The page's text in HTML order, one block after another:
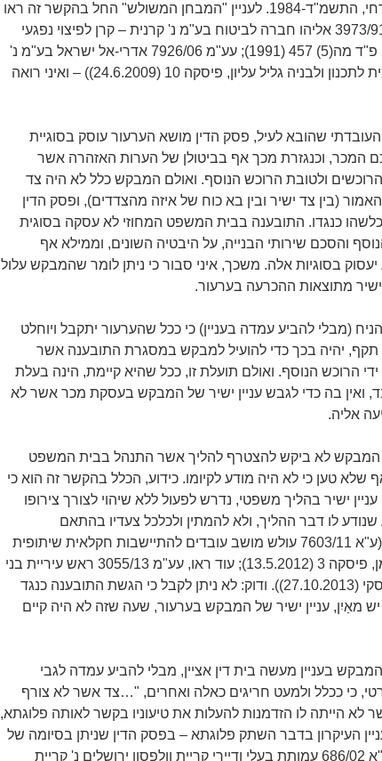
סדר הדין האזרחי, התשמ"ד-1984. לעניין "המבחן המשולש" החל בהקשר זה ראו
למשל, בש"א 3973/91 אליהו חברה לביטוח בע"מ נ' קרנית – קרן לפיצוי נפגעי
תאונות דרכים, פ"ד מה(5) 457 (1991); עע"מ 7926/06 אדרי-אל ישראל בע"מ נ'
הוועדה המקומית לתכנון ולבניה גליל עליון, פיסקה 10 (24.6.2009)) – ואיני רואה
שהובא לעיל, פסק הדין מושא הערעור עוסק בסוגיית
המכר, וכנגזרת מכך אף בביטולן של הערות האזהרה אשר
ולטובת הרוכש הנוסף. ואולם המבקש כלל לא היה צד
(בין צד ישיר ובין בא כוח של איזה מהצדדים), ופסק הדין
כלשהו כנגדו. התובענה בבית המשפט המחוזי לא עסקה בסוגית
והסכם שירותי הבנייה, על היבטיה השונים, וממילא אף
יעסוק בסוגיות אלה. משכך, איני סבור כי ניתן לומר שהמבקש עלול
מתוצאות ההכרעה בערעור.
(מבלי להביע עמדה בעניין) כי ככל שהערעור יתקבל ויוחלט
יהיה בכך כדי להועיל למבקש במסגרת התובענה אשר
ידי הרוכש הנוסף. ואולם תועלת זו, ככל שהיא קיימת, הינה בעלת
ואין בה כדי לגבש עניין ישיר של המבקש בעסקת מכר אשר לא
אליה.
המבקש לא ביקש להצטרף להליך אשר התנהל בבית המשפט
שלא טען כי לא היה מודע לקיומו. כידוע, הכלל בהקשר זה הוא כי
עניין ישיר בהליך משפטי, נדרש לפעול ללא שיהוי לצורך צירופו
שנודע לו דבר ההליך, ולא להמתין ולכלכל צעדיו בהתאם
להתפתחויות" (ע"א 7603/11 עולש מושב עובדים להתיישבות חקלאית שיתופית
בע"מ נ' שטילמן, פיסקה 3 (13.5.2012); עוד ראו, עע"מ 3055/13 ראש עיריית בני
ברק נ' חורוזובסקי (27.10.2013)). ודוק: לא ניתן לקבל כי הגשת התובענה כנגד
מאַיִן, עניין ישיר של המבקש בערעור, שעה שזה לא היה קיים
בעניין מעשה בית דין אציין, מבלי להביע עמדה לגבי
כי ככלל ולמעט חריגים כאלה ואחרים, "…צד אשר לא צורף
לא הייתה לו הזדמנות להעלות את טיעוניו בקשר לאותה פלוגתא,
העיקרון בדבר השתק פלוגתא – בפסק הדין שניתן בסיומה של
ההתדיינות" (ע"א 686/02 עמותת בעלי ודיירי קריית וולפסון ירושלים נ' קריית